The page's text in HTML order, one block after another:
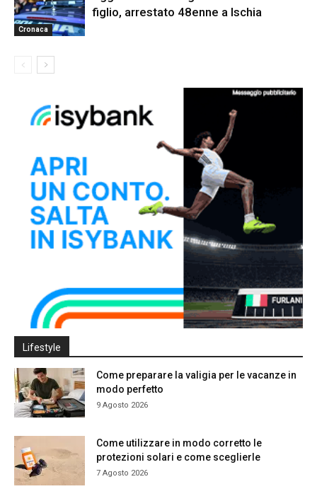
Cronaca
figlio, arrestato 48enne a Ischia
Lifestyle
Come preparare la valigia per le vacanze in
modo perfetto
9 Agosto 2026
Come utilizzare in modo corretto le
protezioni solari e come sceglierle
7 Agosto 2026